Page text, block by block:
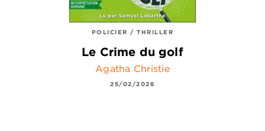
POLICIER / THRILLER
Le Crime du golf
Agatha Christie
25/02/2026